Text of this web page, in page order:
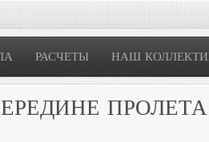
РАСЧЕТЫ НАШ
ПРОЛЕТА